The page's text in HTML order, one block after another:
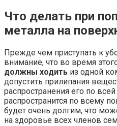
Что делать при
металла на
Прежде чем приступать к
внимание, что во время
должны ходить из одной
допустить прилипания
распространения его по
распространится по всему
будет очень долгим, что
на здоровье всех членов